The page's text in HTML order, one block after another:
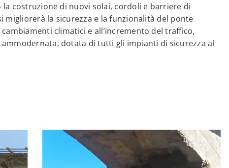
costruzione di nuovi solai, cordoli e barriere di
la sicurezza e la funzionalità del ponte
climatici e all’incremento del traffico,
dotata di tutti gli impianti di sicurezza al